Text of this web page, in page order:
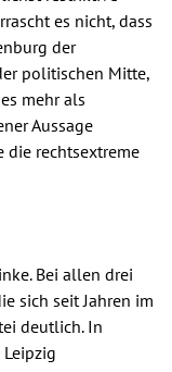
es nicht, dass
der
politischen Mitte,
mehr als
Aussage
die rechtsextreme
Bei allen drei
sich seit Jahren im
deutlich. In